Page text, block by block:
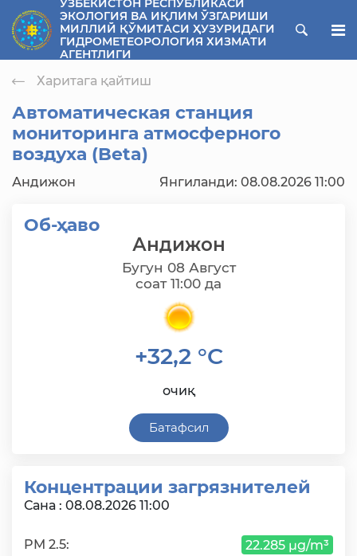
menu
ЎЗБЕКИСТОН РЕСПУБЛИКАСИ
ЭКОЛОГИЯ ВА ИҚЛИМ ЎЗГАРИШИ
МИЛЛИЙ ҚЎМИТАСИ ҲУЗУРИДАГИ
ГИДРОМЕТЕОРОЛОГИЯ ХИЗМАТИ
АГЕНТЛИГИ
Харитага қайтиш
Автоматическая станция
мониторинга атмосферного
воздуха (Beta)
Андижон Янгиланди: 08.08.2026 11:00
Об-ҳаво
Андижон
Бугун 08 Август
соат 11:00 да
+32,2 °C
очиқ
Батафсил
Концентрации загрязнителей
Сана : 08.08.2026 11:00
PM 2.5: 22.285 µg/m³